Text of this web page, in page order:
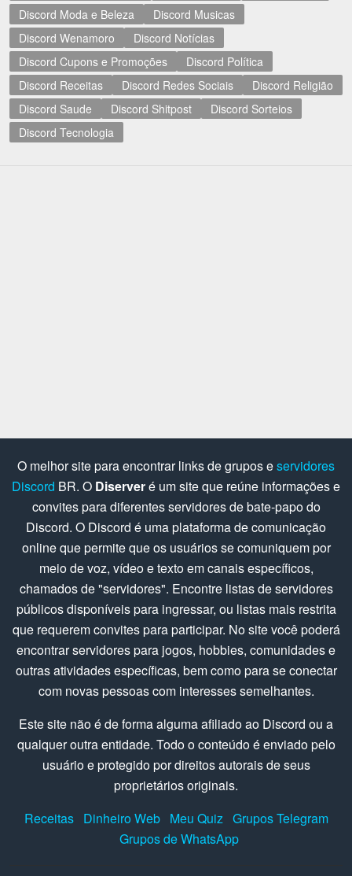
Discord Moda e Beleza
Discord Musicas
Discord Wenamoro
Discord Notícias
Discord Cupons e Promoções
Discord Política
Discord Receitas
Discord Redes Sociais
Discord Religião
Discord Saude
Discord Shitpost
Discord Sorteios
Discord Tecnologia
O melhor site para encontrar links de grupos eservidores
Discord BR. O Diserveré um site que reúne informações e
convites para diferentes servidores de bate-papo do
Discord. O Discord é uma plataforma de comunicação
online que permite que os usuários se comuniquem por
meio de voz, vídeo e texto em canais específicos,
chamados de "servidores". Encontre listas de servidores
públicos disponíveis para ingressar, ou listas mais restrita
que requerem convites para participar. No site você poderá
encontrar servidores para jogos, hobbies, comunidades e
outras atividades específicas, bem como para se conectar
com novas pessoas com interesses semelhantes.
Este site não é de forma alguma afiliado ao Discord ou a
qualquer outra entidade. Todo o conteúdo é enviado pelo
usuário e protegido por direitos autorais de seus
proprietários originais.
Receitas Dinheiro Web Meu Quiz Grupos Telegram
Grupos de WhatsApp